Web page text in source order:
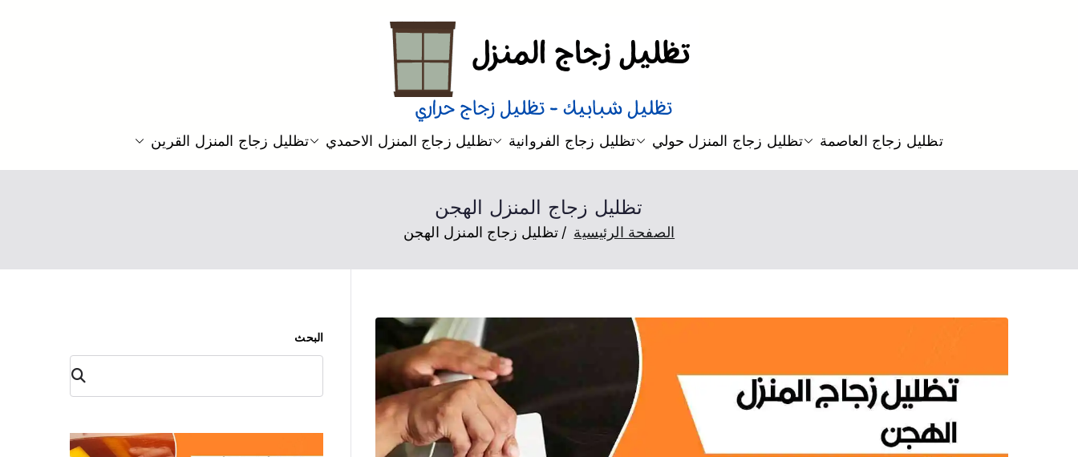
تظليل منازل
تظليل زجاج منازل من الداخل و الخارج عزل حراري تظليل زجاج العاصمة تظليل زجاج المنزل حولي تظليل زجاج الفروانية تظليل زجاج المنزل الاحمدي تظليل زجاج المنزل القرين
تظليل زجاج المنزل الهجن
الصفحة الرئيسية تظليل زجاج المنزل الهجن
البحث
البح
ث